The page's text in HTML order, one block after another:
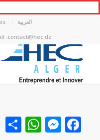
العربية
:contact@hec.dz
Facebook